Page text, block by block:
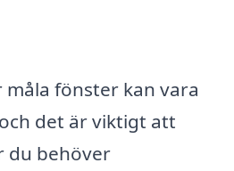
fönster kan vara
det är viktigt att
du behöver